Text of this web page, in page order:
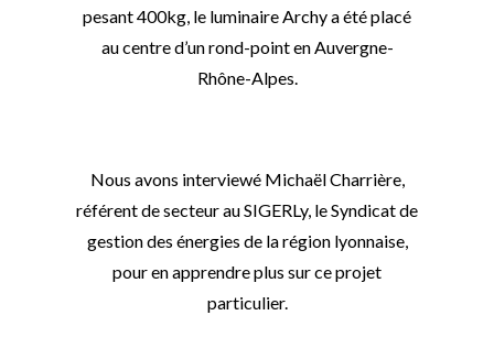
pesant 400kg, le luminaire Archy a été placé
au centre d’un rond-point en Auvergne-
Rhône-Alpes.
Nous avons interviewé Michaël Charrière,
référent de secteur au SIGERLy, le Syndicat de
gestion des énergies de la région lyonnaise,
pour en apprendre plus sur ce projet
particulier.